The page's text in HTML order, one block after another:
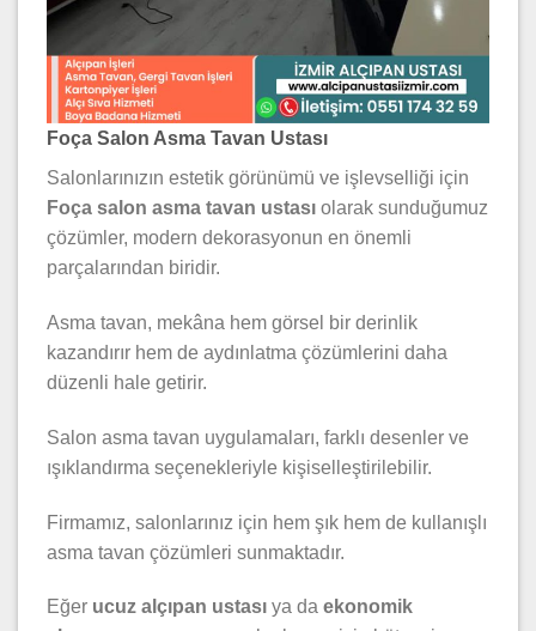
Foça Salon Asma Tavan Ustası
Salonlarınızın estetik görünümü ve işlevselliği için
Foça salon asma tavan ustası olarak sunduğumuz
çözümler, modern dekorasyonun en önemli
parçalarından biridir.
Asma tavan, mekâna hem görsel bir derinlik
kazandırır hem de aydınlatma çözümlerini daha
düzenli hale getirir.
Salon asma tavan uygulamaları, farklı desenler ve
ışıklandırma seçenekleriyle kişiselleştirilebilir.
Firmamız, salonlarınız için hem şık hem de kullanışlı
asma tavan çözümleri sunmaktadır.
Eğer ucuz alçıpan ustası ya da ekonomik